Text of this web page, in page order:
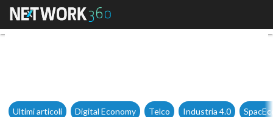
Social media manager, via
Ultimi articoli Digital Economy Telco Industria 4.0